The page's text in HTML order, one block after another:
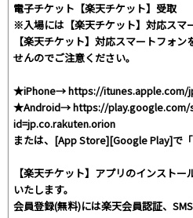
電子チケット【楽天チケット】受取
※入場には【楽天チケット】対応スマ
【楽天チケット】対応スマートフォ
せんのでご注意ください。
★iPhone→ https://itunes.apple.com/
★Android→ https://
id=jp.co.rakuten.orion
または、[App Store][Google Play]で
【楽天チケット】アプリのインスト
いたします。
会員登録(無料)には楽天会員認証、